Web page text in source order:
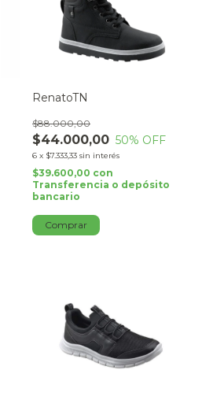
RenatoTN
$44.000,00
$88.000,00
50% OFF
6 x $7.333,33 sin interés
$39.600,00 con
Transferencia o depósito
bancario
Comprar